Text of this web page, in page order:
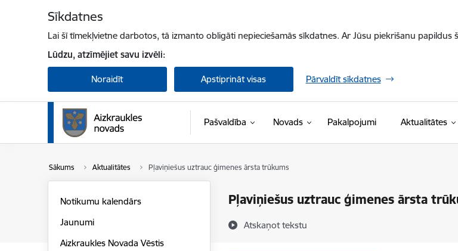
Sīkdatnes
Lai šī tīmekļvietne darbotos, tā izmanto obligāti nepieciešamās sīkdatnes. Ar Jūsu piekrišanu
Lūdzu, atzīmējiet savu izvēli:
Noraidīt Apstiprināt visas Pārvaldīt sīkdatnes
Pašvaldība Novads Pakalpojumi Aktualitātes
Sākums Aktualitātes Pļaviņiešus uztrauc ģimenes ārsta trūkums
Pļaviņiešus uztrauc ģimenes ārsta
Atskaņot tekstu
Notikumu kalendārs
Jaunumi
Aizkraukles Novada Vēstis